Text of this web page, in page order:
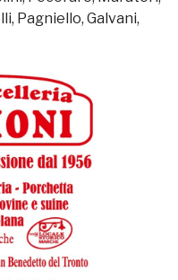
Pagniello, Galvani,